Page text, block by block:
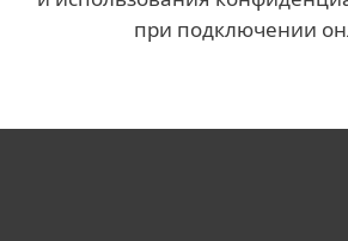
при подключении